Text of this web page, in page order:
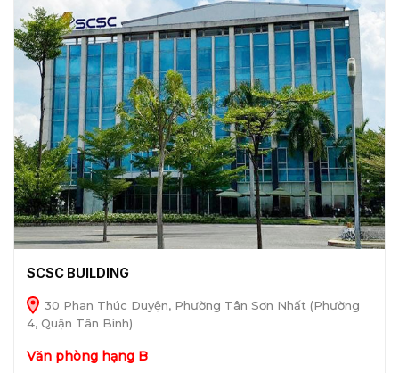
SCSC BUILDING
30 Phan Thúc Duyện, Phường Tân Sơn Nhất (Phường
4, Quận Tân Bình)
Văn phòng hạng B